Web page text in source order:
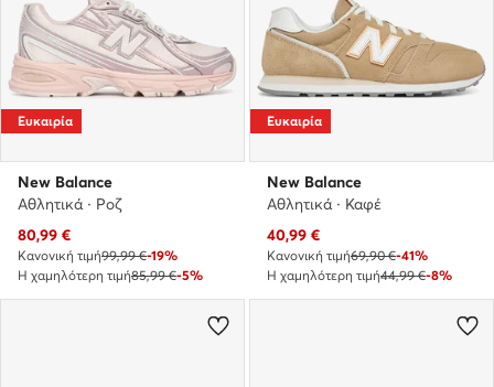
Ευκαιρία
New Balance
Αθλητικά · Ροζ
Τρέχουσα τιμή
80,99 €
Κανονική τιμή99,99 €-19%
Η χαμηλότερη τιμή85,99 €-5%
Ευκαιρία
New Balance
Αθλητικά · Καφέ
Τρέχουσα τιμή
40,99 €
Κανονική τιμή69,90 €-41%
Η χαμηλότερη τιμή44,99 €-8%